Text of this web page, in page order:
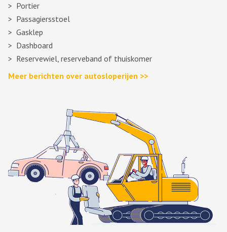
Portier
Passagiersstoel
Gasklep
Dashboard
Reservewiel, reserveband of thuiskomer
Meer berichten over autosloperijen >>